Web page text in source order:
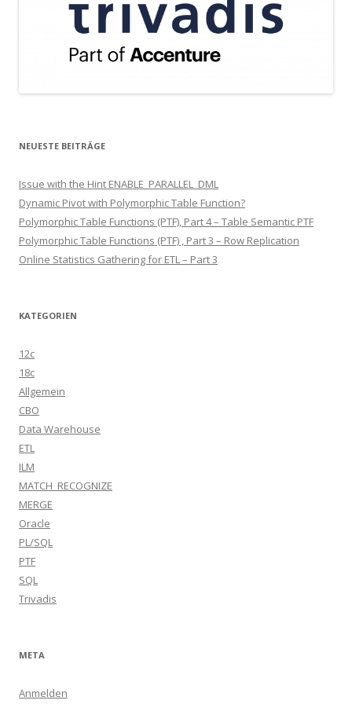
NEUESTE BEITRÄGE
Issue with the Hint ENABLE_PARALLEL_DML
Dynamic Pivot with Polymorphic Table Function?
Polymorphic Table Functions (PTF), Part 4 – Table Semantic PTF
Polymorphic Table Functions (PTF) , Part 3 – Row Replication
Online Statistics Gathering for ETL – Part 3
KATEGORIEN
12c
18c
Allgemein
CBO
Data Warehouse
ETL
ILM
MATCH_RECOGNIZE
MERGE
Oracle
PL/SQL
PTF
SQL
Trivadis
META
Anmelden